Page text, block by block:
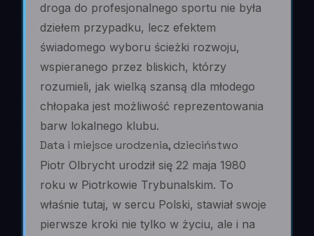
droga do profesjonalnego sportu nie była
dziełem przypadku, lecz efektem
świadomego wyboru ścieżki rozwoju,
wspieranego przez bliskich, którzy
rozumieli, jak wielką szansą dla młodego
chłopaka jest możliwość reprezentowania
barw lokalnego klubu.
Data i miejsce urodzenia, dzieciństwo
Piotr Olbrycht urodził się 22 maja 1980
roku w Piotrkowie Trybunalskim. To
właśnie tutaj, w sercu Polski, stawiał swoje
pierwsze kroki nie tylko w życiu, ale i na